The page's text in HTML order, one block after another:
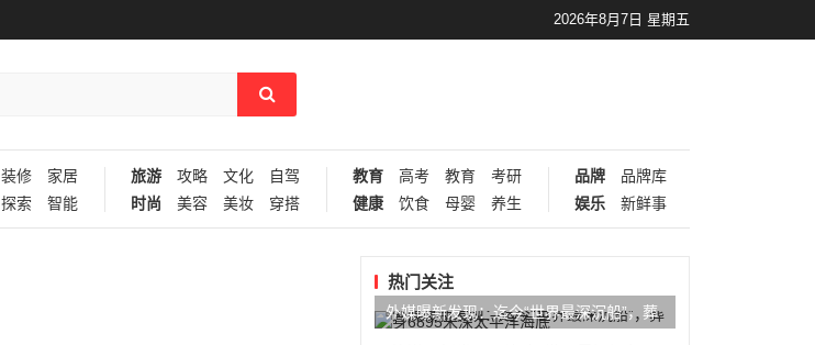
2026年8月7日 星期五
装修
家居
探索 智能
旅游 攻略 文化
自驾
时尚
美容 美妆 穿搭
教育 高考 教育
考研
健康
饮食 母婴 养生
品牌
品牌库
娱乐
新鲜事
热门关注
外媒曝新发现：迄今“世界最深沉船”，葬